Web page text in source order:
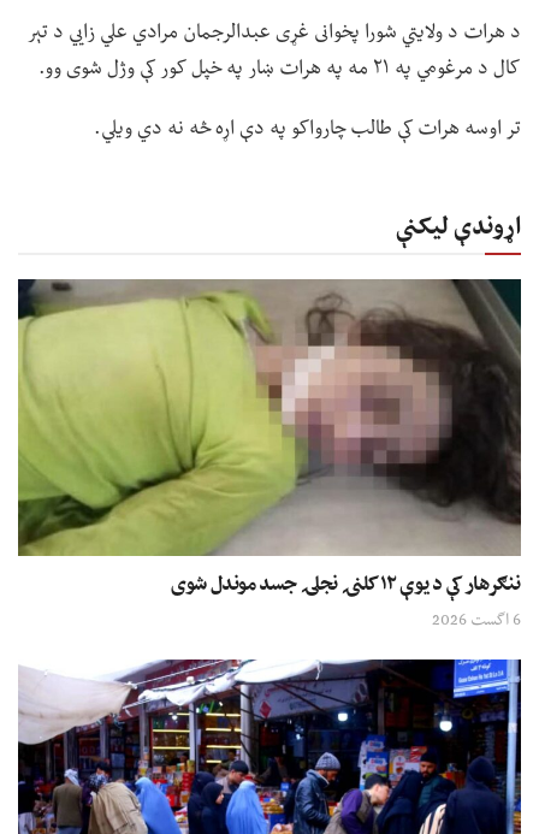
د هرات د ولایتي شورا پخوانی غړی عبدالرجمان مرادي علي زايي د تېر
کال د مرغومي په ۲۱ مه په هرات ښار په خپل کور کې وژل شوی وو.
تر اوسه هرات کې طالب چارواکو په دې اړه څه نه دي ویلي.
اړوندې لیکنې
ننګرهار کې د یوې ۱۲ کلنۍ نجلۍ جسد موندل شوی
6 اگست 2026